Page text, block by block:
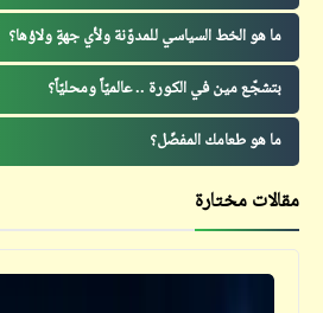
ما هو الخط السياسي للمدوّنة ولأي جهةٍ ولاؤها؟
بتشجّع مين في الكورة .. عالميّاً ومحليّاً؟
ما هو طعامك المفضّل؟
مقالات مختارة